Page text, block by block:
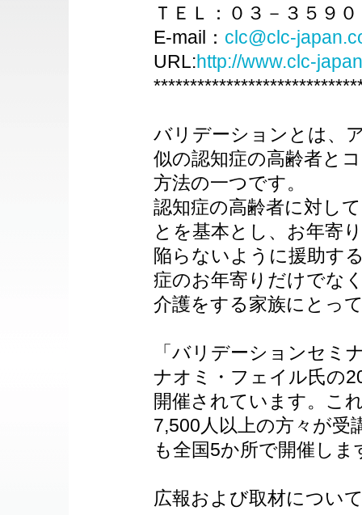
ＴＥＬ：０３－３５９
E-mail： clc@clc-
URL:http://www.clc-
バリデーションとは、
似の認知症の高齢者と
方法の一つです。
認知症の高齢者に対し
とを基本とし、お年寄
陥らないように援助す
症のお年寄りだけでな
介護をする家族にとっ
「バリデーションセミ
ナオミ・フェイル氏の
開催されています。こ
7,500人以上の方々が受
も全国5か所で開催しま
広報および取材につい